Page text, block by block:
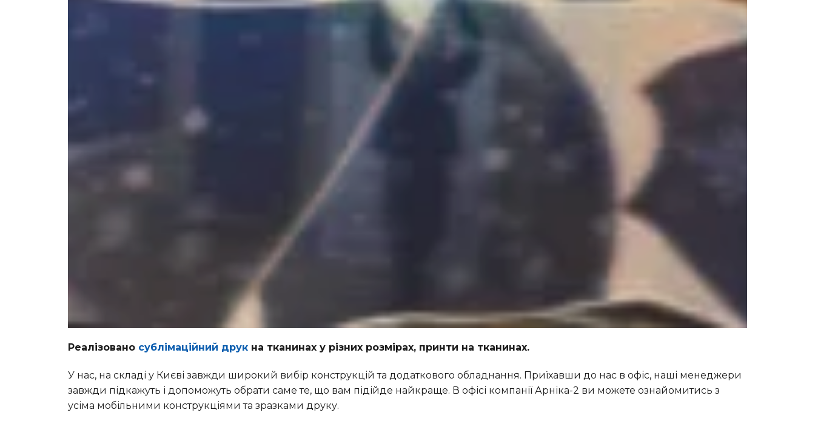
Реалізовано сублімаційний друк на тканинах у різних розмірах, принти на тканинах.
У нас, на складі у Києві завжди широкий вибір конструкцій та додаткового обладнання. Приїхавши до нас в офіс, наші менеджери
завжди підкажуть і допоможуть обрати саме те, що вам підійде найкраще. В офісі компанії Арніка-2 ви можете ознайомитись з
усіма мобільними конструкціями та зразками друку.